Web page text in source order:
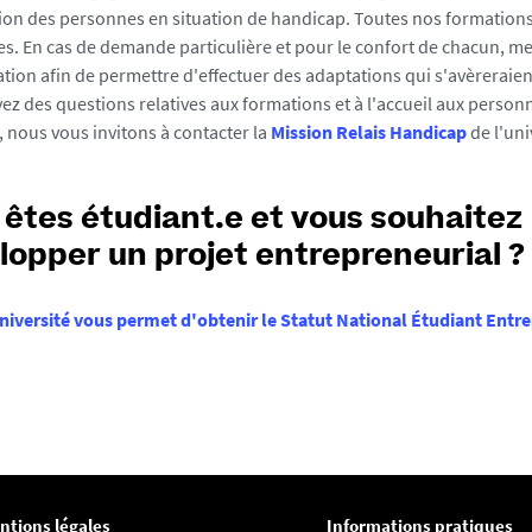
des personnes en situation de handicap. Toutes nos
En cas de demande particulière et pour le confort de chacun,
afin de permettre d'effectuer des adaptations qui
des questions relatives aux formations et à l'accueil aux
nous vous invitons à contacter la Mission Relais Handicapde
êtes étudiant.e et vous souhaitez
un projet entrepreneurial ?
vous permet d'obtenir le Statut National Étudiant
légales Informations pratiques